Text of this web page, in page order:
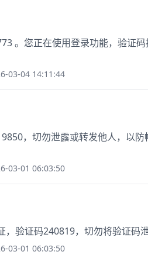
。您正在使用登录功能，验证
03-04 14:11:44
，切勿泄露或转发他人，以
03-01 06:03:50
，验证码240819，切勿将验证码
03-01 06:03:50